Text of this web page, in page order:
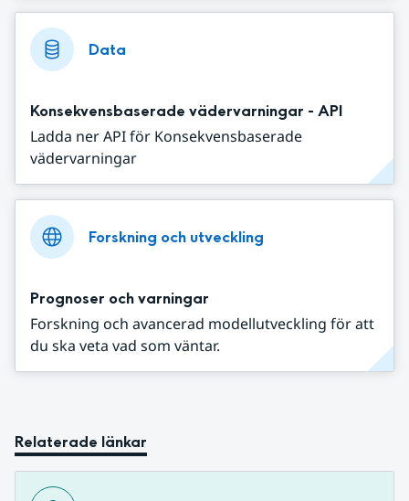
Data
Konsekvensbaserade vädervarningar - API
Ladda ner API för Konsekvensbaserade
vädervarningar
Forskning och utveckling
Prognoser och varningar
Forskning och avancerad modellutveckling för att
du ska veta vad som väntar.
Relaterade länkar